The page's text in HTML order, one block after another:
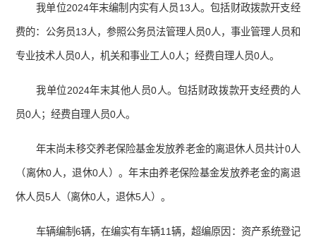
我单位2024年末编制内实有人员13人。包括财政拨款开支经
费的：公务员13人，参照公务员法管理人员0人，事业管理人员和
专业技术人员0人，机关和事业工人0人；经费自理人员0人。
我单位2024年末其他人员0人。包括财政拨款开支经费的人
员0人；经费自理人员0人。
年末尚未移交养老保险基金发放养老金的离退休人员共计0人
（离休0人，退休0人）。年末由养老保险基金发放养老金的离退
休人员5人（离休0人，退休5人）。
车辆编制6辆，在编实有车辆11辆，超编原因：资产系统登记